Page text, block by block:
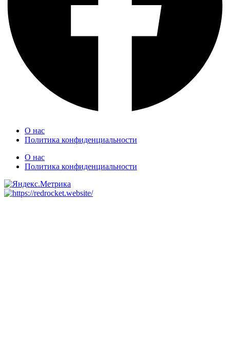
О нас
Политика конфиденциальности
О нас
Политика конфиденциальности